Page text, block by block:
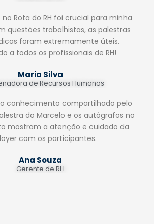
Rota do RH foi crucial para minha
questões trabalhistas, as palestras
foram extremamente úteis.
a todos os profissionais de RH!
Maria Silva
de Recursos Humanos
conhecimento compartilhado pelo
do Marcelo e os autógrafos no
mostram a atenção e cuidado da
com os participantes.
Ana Souza
Gerente de RH